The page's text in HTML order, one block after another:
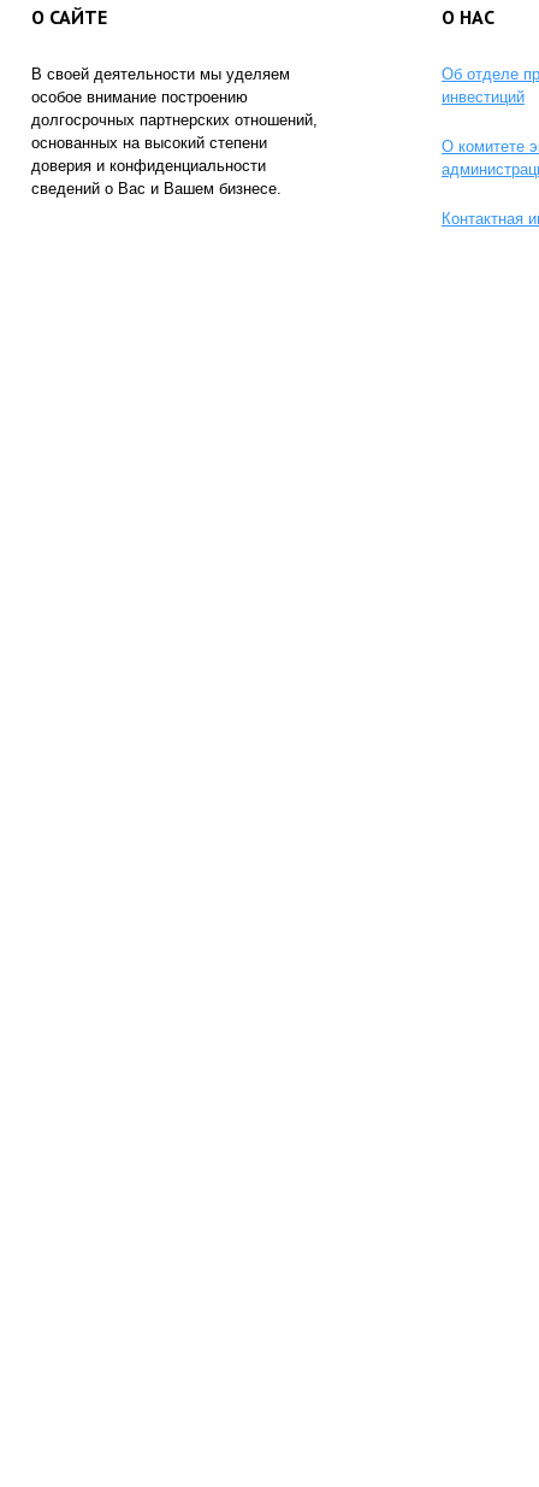
О САЙТЕ
В своей деятельности мы уделяем
особое внимание построению
долгосрочных партнерских отношений,
основанных на высокий степени
доверия и конфиденциальности
сведений о Вас и Вашем бизнесе.
О НАС
Об отделе
инвестиций
О комитете
Контактная